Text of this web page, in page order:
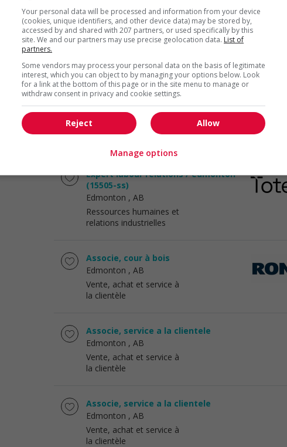
Associe, ventes et service a la
clientele
St. Albert, AB
Vente, achat et service à
Associe, comptoir de service et
retour
St. Albert, AB
Vente, achat et service à
Expert labour relations / edmonton
(15505-ss)
Edmonton , AB
Ressources humaines et
relations industrielles
Associe, cour à bois
Edmonton , AB
Vente, achat et service à
la clientèle
Associe, service a la clientele
Edmonton , AB
Vente, achat et service à
la clientèle
Associe, service a la clientele
Edmonton , AB
Vente, achat et service à
la clientèle
Your personal data will be processed and information from your device
(cookies, unique identifiers, and other device data) may be stored by,
accessed by and shared with 207 partners, or used specifically by this
site. We and our partners may use precise geolocation data. List of
partners.
Some vendors may process your personal data on the basis of legitimate
interest, which you can object to by managing your options below. Look
for a link at the bottom of this page or in the site menu to manage or
withdraw consent in privacy and cookie settings.
Allow
Reject
Manage options